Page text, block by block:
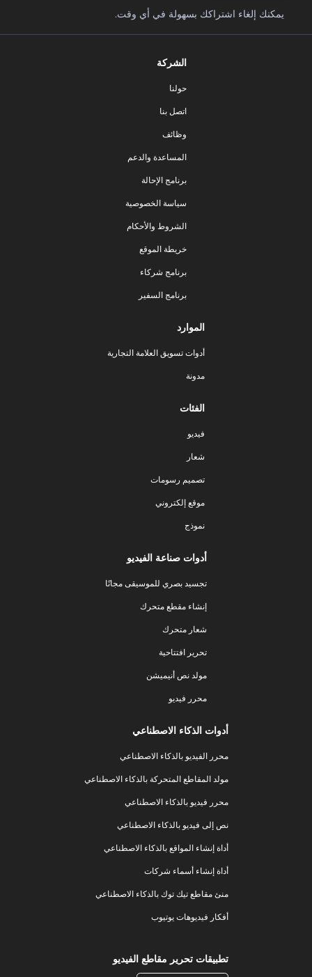
يمكنك إلغاء اشتراكك بسهولة في أي وقت.
الشركة
حولنا
اتصل بنا
وظائف
المساعدة والدعم
برنامج الإحالة
سياسة الخصوصية
الشروط والأحكام
خريطة الموقع
برنامج شركاء
برنامج السفير
الموارد
أدوات تسويق العلامة التجارية
مدونة
الفئات
فيديو
شعار
تصميم رسومات
موقع إلكتروني
نموذج
أدوات صناعة الفيديو
تجسيد بصري للموسيقى مجانًا
إنشاء مقطع متحرك
شعار متحرك
تحرير افتتاحية
مولد نص أنيميشن
محرر فيديو
أدوات الذكاء الاصطناعي
محرر الفيديو بالذكاء الاصطناعي
مولد المقاطع المتحركة بالذكاء الاصطناعي
محرر فيديو بالذكاء الاصطناعي
نص إلى فيديو بالذكاء الاصطناعي
أداة إنشاء المواقع بالذكاء الاصطناعي
أداة إنشاء أسماء شركات
منئ مقاطع تيك توك بالذكاء الاصطناعي
أفكار فيديوهات يوتيوب
تطبيقات تحرير مقاطع الفيديو